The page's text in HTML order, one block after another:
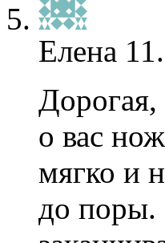
Елена
о вас
мягко и
до поры.